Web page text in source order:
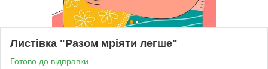
Листівка "Разом мріяти легше"
Готово до відправки